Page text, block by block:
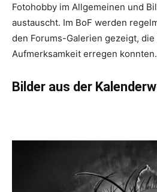
Fotohobby im Allgemeinen und
austauscht. Im BoF werden
den Forums-Galerien gezeigt,
Aufmerksamkeit erregen konnten.
Bilder aus der